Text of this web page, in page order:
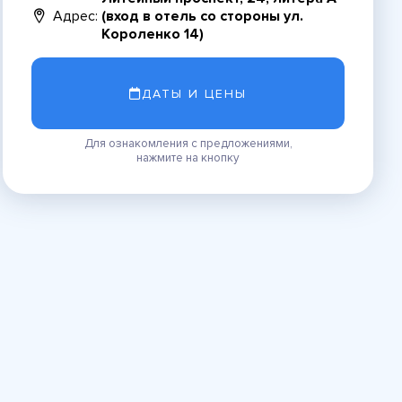
Адрес: (вход в отель со стороны ул.
Короленко 14)
ДАТЫ И ЦЕНЫ
Для ознакомления с предложениями,
нажмите на кнопку